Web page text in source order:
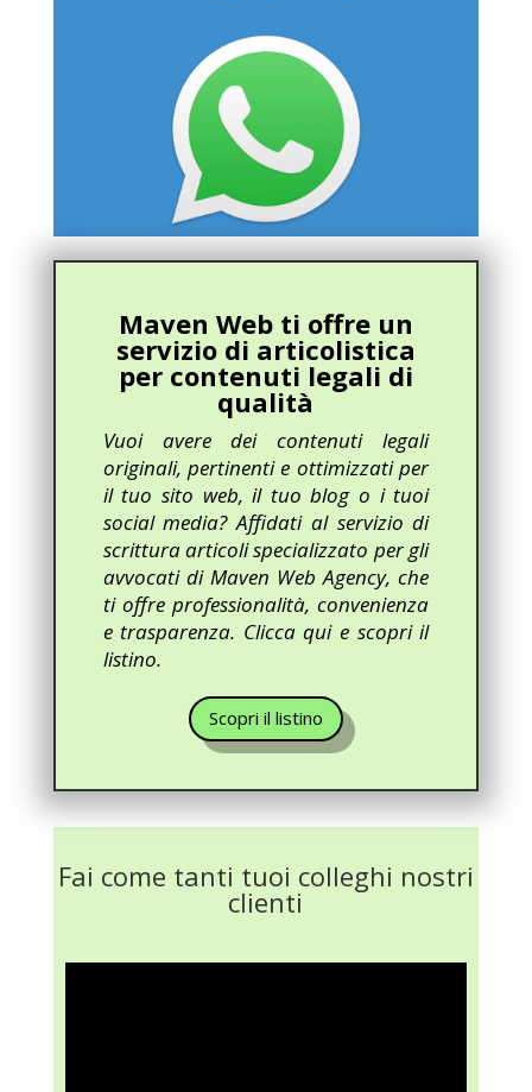
Maven Web ti offre un
servizio di articolistica
per contenuti legali di
qualità
Vuoi avere dei contenuti legali
originali, pertinenti e ottimizzati per
il tuo sito web, il tuo blog o i tuoi
social media? Affidati al servizio di
scrittura articoli specializzato per gli
avvocati di Maven Web Agency, che
ti offre professionalità, convenienza
e trasparenza. Clicca qui e scopri il
listino.
Scopri il listino
Fai come tanti tuoi colleghi nostri
clienti